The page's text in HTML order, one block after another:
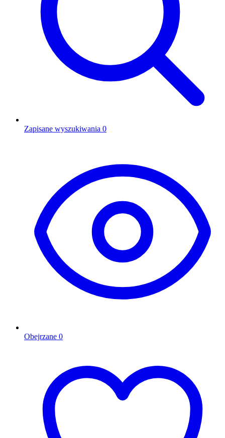
Zapisane wyszukiwania 0
Obejrzane 0